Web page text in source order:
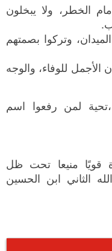
الخطر، ولا يبخلون
وتركوا بصمتهم
الأجمل للوفاء، والوجه
لمن رفعوا اسم
قويًا منيعا تحت ظل
الثاني ابن الحسين